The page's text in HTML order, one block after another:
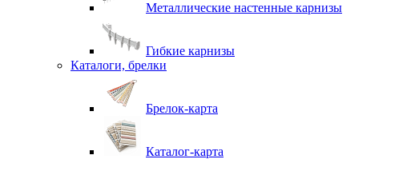
Металлические настенные карнизы
Гибкие карнизы
Каталоги, брелки
Брелок-карта
Каталог-карта